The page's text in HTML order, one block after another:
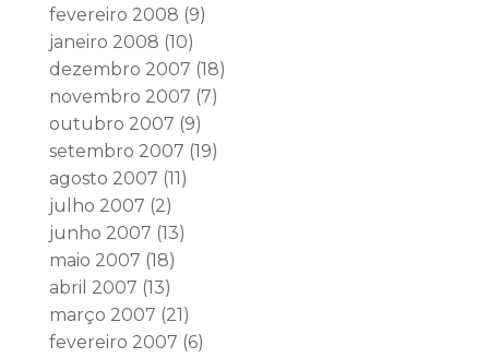
fevereiro 2008 (9)
janeiro 2008 (10)
dezembro 2007 (18)
novembro 2007 (7)
outubro 2007 (9)
setembro 2007 (19)
agosto 2007 (11)
julho 2007 (2)
junho 2007 (13)
maio 2007 (18)
abril 2007 (13)
março 2007 (21)
fevereiro 2007 (6)